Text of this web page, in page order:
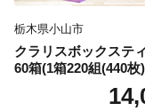
栃木県小山市
クラリスボックステ
60箱(1箱220組(440枚
り×12セット)【